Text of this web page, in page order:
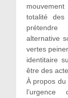
totalité des
prétendre
alternative
vertes
identitaire
être des
À propos du
l’urgence